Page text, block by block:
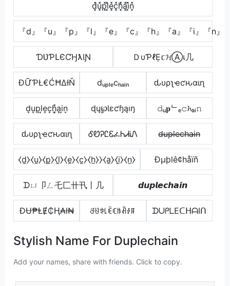
d͓̽u͓̽p͓̽l͓̽e͓̽c͓̽h͓̽̾a͓̽i͓̽n͓̽
『d』『u』『p』『l』『e』『c』『h』『a』『i』『n』
ƊƲƤԼЄƇӇƛƖƝ ＤυƤℓẸ𝕔𝓗Ⓐเ几
ĐỮƤŁ€ĆĦΔƗŇ dᵤₚₗₑcₕₐᵢₙ ԃυρʅҽƈԋαιɳ
d͎u͎p͎l͎e͎c͎h͎͓̽a͎i͎n͎ ɖų℘Ɩɛƈɧąıŋ 𝚍ᵤ𝐩ᄂₑ𝚌𝓱ₐᵢ𝚗
ԃυρʅҽƈԋαιɳ ᎴᏬᎮᏝᏋፈᏂᏗᎥᏁ d̶u̶p̶l̶e̶c̶h̶a̶i̶n̶
⧼d̼⧽⧼u̼⧽⧼p̼⧽⧼l̼⧽⧼e̼⧽⧼c̼⧽⧼h̼⧽⧽⧼a̼⧽⧼i̼⧽⧼n̼⧽ Ðµþlê¢håïñ
ᗪㄩ卩ㄥ乇匚卄卂丨几 𝙙𝙪𝙥𝙡𝙚𝙘𝙝𝙖𝙞𝙣
ĐɄ₱ⱠɆ₵Ⱨ₳ł₦ ꁕꐇꉣ꒒ꍟꏸꑛꋫꂑꁹ ᗪᑌᑭᒪEᑕᕼᗩIᑎ
Stylish Name For Duplechain
Add your names, share with friends. Click to copy.